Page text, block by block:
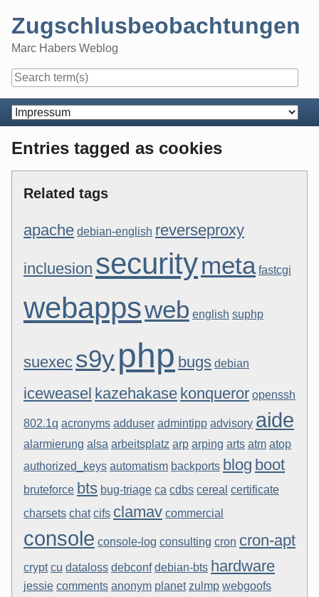
content
Zugschlusbeobachtungen
Marc Habers Weblog
Navigation
Entries tagged as cookies
Related tags
apache debian-english reverseproxy
incluesion securitymeta fastcgi
webappsweb english suphp
suexec s9yphp bugs debian
iceweasel kazehakase konqueror openssh
802.1q acronyms adduser admintipp advisory aide
alarmierung alsa arbeitsplatz arp arping arts atm atop
authorized_keys automatism backports blog boot
bruteforce bts bug-triage ca cdbs cereal certificate
charsets chat cifs clamav commercial
console console-log consulting cron cron-apt
crypt cu dataloss debconf debian-bts hardware
jessie comments anonym planet zulmp webgoofs